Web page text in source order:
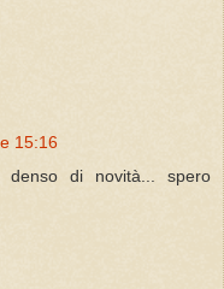
15:16
denso di novità... spero